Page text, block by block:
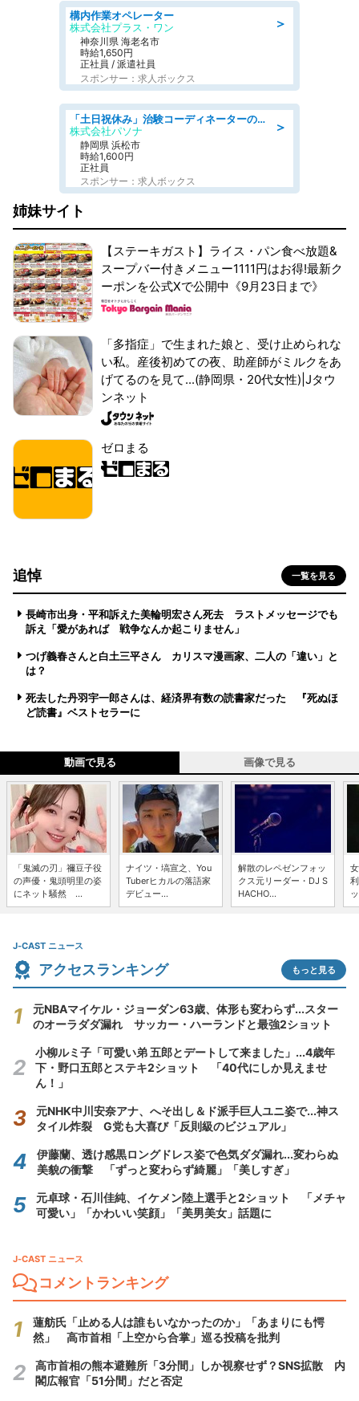
＞
構内作業オペレーター
株式会社プラス・ワン
神奈川県 海老名市
時給1,650円
正社員 / 派遣社員
スポンサー：求人ボックス
＞
「土日祝休み」治験コーディネーターのお仕事/未経験OK
株式会社パソナ
静岡県 浜松市
時給1,600円
正社員
スポンサー：求人ボックス
姉妹サイト
【ステーキガスト】ライス・パン食べ放題&
スープバー付きメニュー1111円はお得!最新ク
ーポンを公式Xで公開中《9月23日まで》
「多指症」で生まれた娘と、受け止められな
い私。産後初めての夜、助産師がミルクをあ
げてるのを見て...(静岡県・20代女性)|Jタウ
ンネット
ゼロまる
追悼 一覧を見る
長崎市出身・平和訴えた美輪明宏さん死去 ラストメッセージでも
訴え「愛があれば 戦争なんか起こりません」
つげ義春さんと白土三平さん カリスマ漫画家、二人の「違い」と
は？
死去した丹羽宇一郎さんは、経済界有数の読書家だった 『死ぬほ
ど読書』ベストセラーに
動画で見る 画像で見る
「鬼滅の刃」禰豆子役
の声優・鬼頭明里の姿
にネット騒然 ...
ナイツ・塙宣之、You
Tuberヒカルの落語家
デビュー...
解散のレペゼンフォッ
クス元リーダー・DJ S
HACHO...
J-CAST ニュース
アクセスランキング もっと見る
元NBAマイケル・ジョーダン63歳、体形も変わらず...スター
のオーラダダ漏れ サッカー・ハーランドと最強2ショット
小柳ルミ子「可愛い弟 五郎とデートして来ました」...4歳年
下・野口五郎とステキ2ショット 「40代にしか見えませ
ん！」
元NHK中川安奈アナ、へそ出し＆ド派手巨人ユニ姿で...神ス
タイル炸裂 G党も大喜び「反則級のビジュアル」
伊藤蘭、透け感黒ロングドレス姿で色気ダダ漏れ...変わらぬ
美貌の衝撃 「ずっと変わらず綺麗」「美しすぎ」
元卓球・石川佳純、イケメン陸上選手と2ショット 「メチャ
可愛い」「かわいい笑顔」「美男美女」話題に
J-CAST ニュース
コメントランキング
蓮舫氏「止める人は誰もいなかったのか」「あまりにも愕
然」 高市首相「上空から合掌」巡る投稿を批判
高市首相の熊本避難所「3分間」しか視察せず？SNS拡散 内
閣広報官「51分間」だと否定